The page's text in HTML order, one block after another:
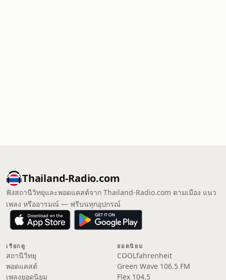
Thailand-Radio.com
ฟังสถานีวิทยุและพอดแคสต์จาก Thailand-Radio.com ตามเมือง แนว
เพลง หรืออารมณ์ — ฟรีบนทุกอุปกรณ์
เรียกดู
สถานีวิทยุ
พอดแคสต์
เพลงยอดนิยม
ยอดนิยม
COOLfahrenheit
Green Wave 106.5 FM
Flex 104.5